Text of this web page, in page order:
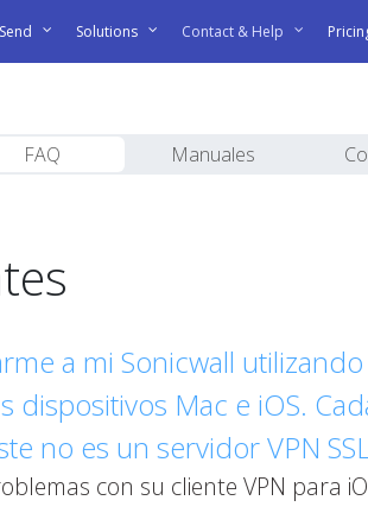
Send Solutions Contact & Help
FAQ Manuales
a mi Sonicwall
dispositivos Mac e iOS.
no es un servidor VPN
con su cliente VPN para